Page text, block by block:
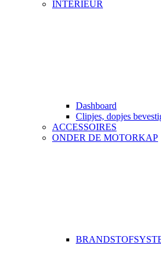
INTERIEUR
Dashboard
Clipjes, dopjes
ACCESSOIRES
ONDER DE MOTORKAP